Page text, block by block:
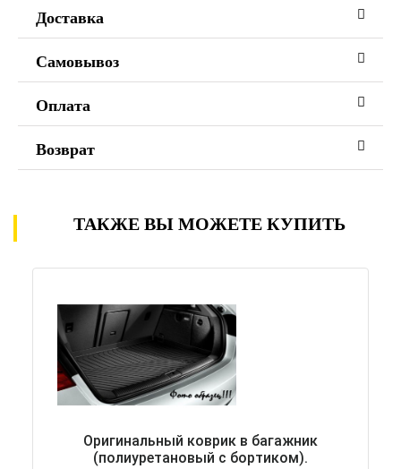
Доставка
Самовывоз
Оплата
Возврат
ТАКЖЕ ВЫ МОЖЕТЕ КУПИТЬ
Оригинальный коврик в багажник
(полиуретановый с бортиком).